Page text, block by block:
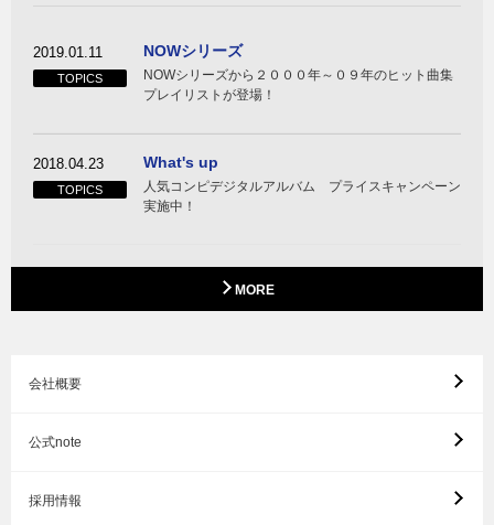
2019.01.11
TOPICS
NOWシリーズ
NOWシリーズから２０００年～０９年のヒット曲集
プレイリストが登場！
2018.04.23
TOPICS
What's up
人気コンピデジタルアルバム プライスキャンペーン
実施中！
MORE
会社概要
公式note
採用情報